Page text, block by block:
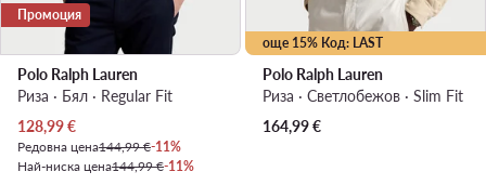
Промоция
Polo Ralph Lauren
Риза · Бял · Regular Fit
Актуална цена
128,99€
Редовна цена144,99 €-11%
Най-ниска цена144,99 €-11%
още 15% Код: LAST
Polo Ralph Lauren
Риза · Светлобежов · Slim Fit
164,99€